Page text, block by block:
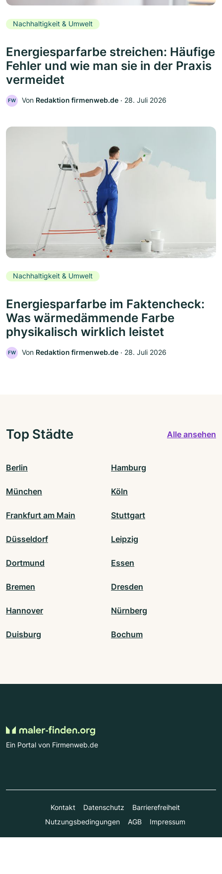
Nachhaltigkeit & Umwelt
Energiesparfarbe streichen: Häufige
Fehler und wie man sie in der Praxis
vermeidet
FW Von Redaktion firmenweb.de ‧ 28. Juli 2026
Nachhaltigkeit & Umwelt
Energiesparfarbe im Faktencheck:
Was wärmedämmende Farbe
physikalisch wirklich leistet
FW Von Redaktion firmenweb.de ‧ 28. Juli 2026
Top Städte Alle ansehen
Berlin Hamburg
München Köln
Frankfurt am Main Stuttgart
Düsseldorf Leipzig
Dortmund Essen
Bremen Dresden
Hannover Nürnberg
Duisburg Bochum
Ein Portal von Firmenweb.de
Kontakt Datenschutz
Barrierefreiheit
Nutzungsbedingungen
AGB Impressum